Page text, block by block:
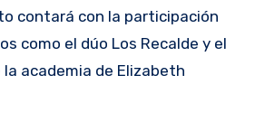
contará con la participación
como el dúo Los Recalde y el
academia de Elizabeth